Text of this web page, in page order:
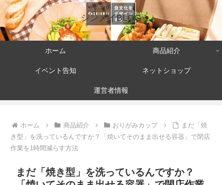
シンメイBLOG
ホーム 商品紹介
イベント告知 ネットショップ
運営者情報
ホーム 商品紹介 おりがみカップ
まだ「焼
き型」を洗っているんですか？「焼いてそのまま出せる容器」で閉店
作業を1時間減らす方法
まだ「焼き型」を洗っているんですか？